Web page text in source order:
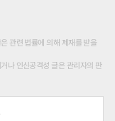
관련 법률에 의해 제재를 받을
나 인신공격성 글은 관리자의 판